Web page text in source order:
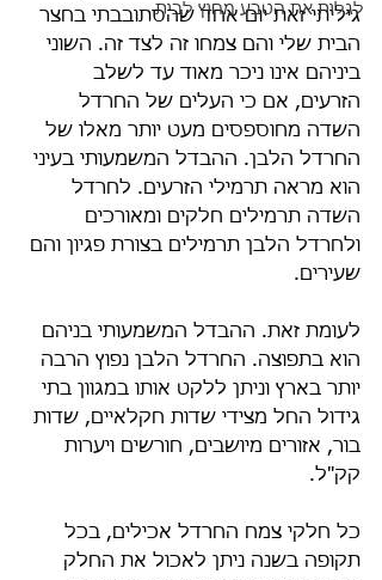
לגלות את הטבע מחוץ לבית
גיליתי זאת יום אחד שהסתובבתי בחצר
הבית שלי והם צמחו זה לצד זה. השוני
ביניהם אינו ניכר מאוד עד לשלב
הזרעים, אם כי העלים של החרדל
השדה מחוספסים מעט יותר מאלו של
החרדל הלבן. ההבדל המשמעותי בעיני
הוא מראה תרמילי הזרעים. לחרדל
השדה תרמילים חלקים ומאורכים
ולחרדל הלבן תרמילים בצורת פגיון והם
שעירים.
לעומת זאת. ההבדל המשמעותי בניהם
הוא בתפוצה. החרדל הלבן נפוץ הרבה
יותר בארץ וניתן ללקט אותו במגוון בתי
גידול החל מצידי שדות חקלאיים, שדות
בור, אזורים מיושבים, חורשים ויערות
קק"ל.
כל חלקי צמח החרדל אכילים, בכל
תקופה בשנה ניתן לאכול את החלק